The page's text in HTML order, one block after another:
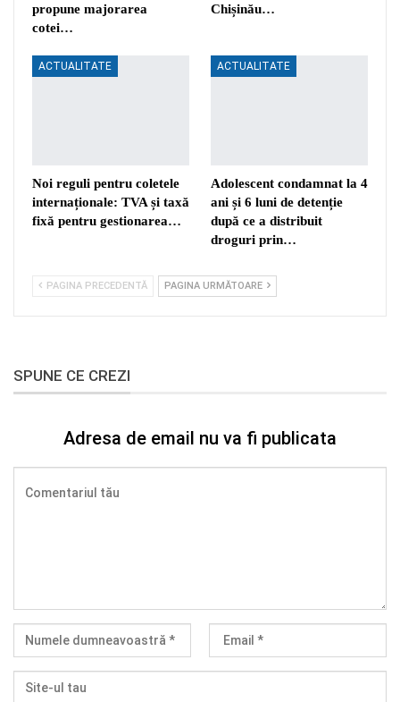
propune majorarea
cotei…
Chișinău…
ACTUALITATE
Noi reguli pentru coletele
internaționale: TVA și taxă
fixă pentru gestionarea…
ACTUALITATE
Adolescent condamnat la 4
ani și 6 luni de detenție
după ce a distribuit
droguri prin…
PAGINA PRECEDENTĂ PAGINA URMĂTOARE
SPUNE CE CREZI
Adresa de email nu va fi publicata